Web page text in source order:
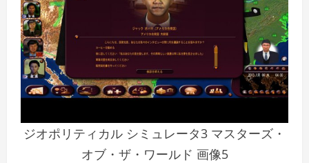
ジオポリティカル シミュレータ3 マスターズ・
オブ・ザ・ワールド 画像5